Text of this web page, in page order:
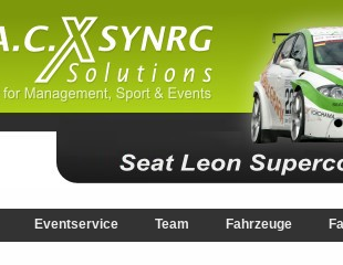
Eventservice Team Fahrzeuge